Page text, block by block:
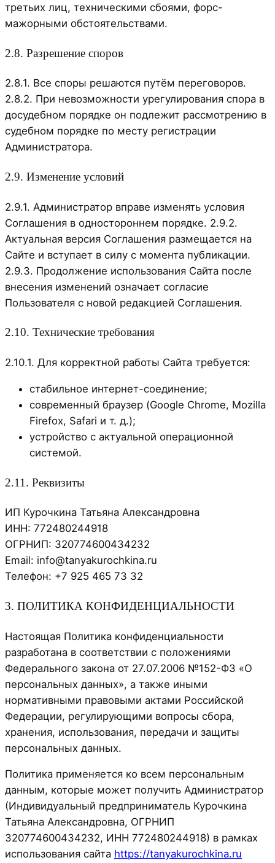
третьих лиц, техническими сбоями, форс-
мажорными обстоятельствами.
2.8. Разрешение споров
2.8.1. Все споры решаются путём переговоров.
2.8.2. При невозможности урегулирования спора в
досудебном порядке он подлежит рассмотрению в
судебном порядке по месту регистрации
Администратора.
2.9. Изменение условий
2.9.1. Администратор вправе изменять условия
Соглашения в одностороннем порядке. 2.9.2.
Актуальная версия Соглашения размещается на
Сайте и вступает в силу с момента публикации.
2.9.3. Продолжение использования Сайта после
внесения изменений означает согласие
Пользователя с новой редакцией Соглашения.
2.10. Технические требования
2.10.1. Для корректной работы Сайта требуется:
стабильное интернет-соединение;
современный браузер (Google Chrome, Mozilla
Firefox, Safari и т. д.);
устройство с актуальной операционной
системой.
2.11. Реквизиты
ИП Курочкина Татьяна Александровна
ИНН: 772480244918
ОГРНИП: 320774600434232
Email: info@tanyakurochkina.ru
Телефон: +7 925 465 73 32
3. ПОЛИТИКА КОНФИДЕНЦИАЛЬНОСТИ
Настоящая Политика конфиденциальности
разработана в соответствии с положениями
Федерального закона от 27.07.2006 №152-ФЗ «О
персональных данных», а также иными
нормативными правовыми актами Российской
Федерации, регулирующими вопросы сбора,
хранения, использования, передачи и защиты
персональных данных.
Политика применяется ко всем персональным
данным, которые может получить Администратор
(Индивидуальный предприниматель Курочкина
Татьяна Александровна, ОГРНИП
320774600434232, ИНН 772480244918) в рамках
использования сайта https://tanyakurochkina.ru